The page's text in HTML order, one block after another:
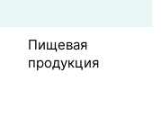
Пищевая
продукция